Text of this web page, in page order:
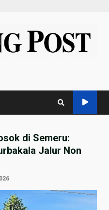
di Semeru:
Jalur Non